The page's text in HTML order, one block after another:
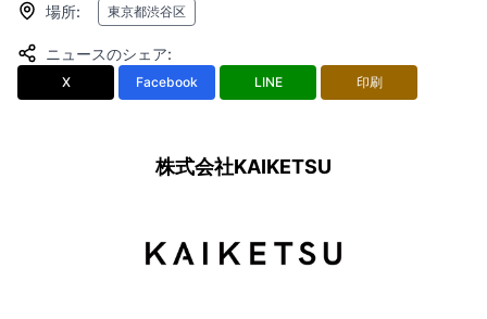
場所: 東京都渋谷区
ニュースのシェア:
X Facebook LINE 印刷
株式会社KAIKETSU